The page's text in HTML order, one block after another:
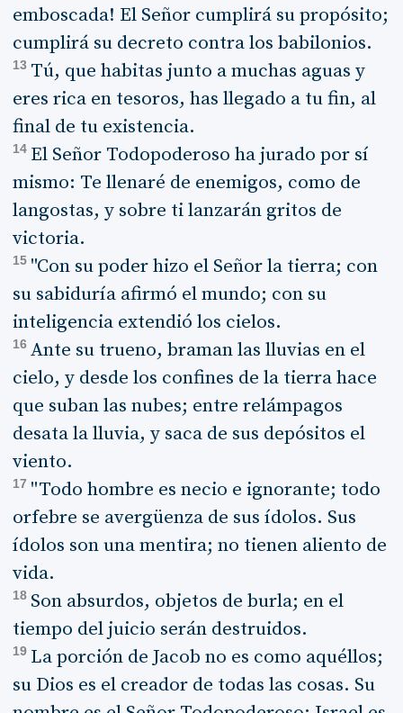
emboscada! El Señor cumplirá su propósito;
cumplirá su decreto contra los babilonios.
13 Tú, que habitas junto a muchas aguas y
eres rica en tesoros, has llegado a tu fin, al
final de tu existencia.
14 El Señor Todopoderoso ha jurado por sí
mismo: Te llenaré de enemigos, como de
langostas, y sobre ti lanzarán gritos de
victoria.
15 "Con su poder hizo el Señor la tierra; con
su sabiduría afirmó el mundo; con su
inteligencia extendió los cielos.
16 Ante su trueno, braman las lluvias en el
cielo, y desde los confines de la tierra hace
que suban las nubes; entre relámpagos
desata la lluvia, y saca de sus depósitos el
viento.
17 "Todo hombre es necio e ignorante; todo
orfebre se avergüenza de sus ídolos. Sus
ídolos son una mentira; no tienen aliento de
vida.
18 Son absurdos, objetos de burla; en el
tiempo del juicio serán destruidos.
19 La porción de Jacob no es como aquéllos;
su Dios es el creador de todas las cosas. Su